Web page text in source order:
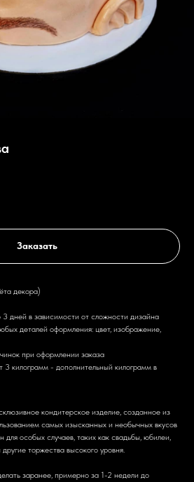
Заказать
декора)
3 дней в зависимости от сложности дизайна
деталей оформления: цвет, изображение,
при оформлении заказа
3 килограмм - дополнительный килограмм в
кондитерское изделие, созданное из
самых изысканных и необычных вкусов
особых случаев, таких как свадьбы, юбилеи,
торжества высокого уровня.
заранее, примерно за 1-2 недели до